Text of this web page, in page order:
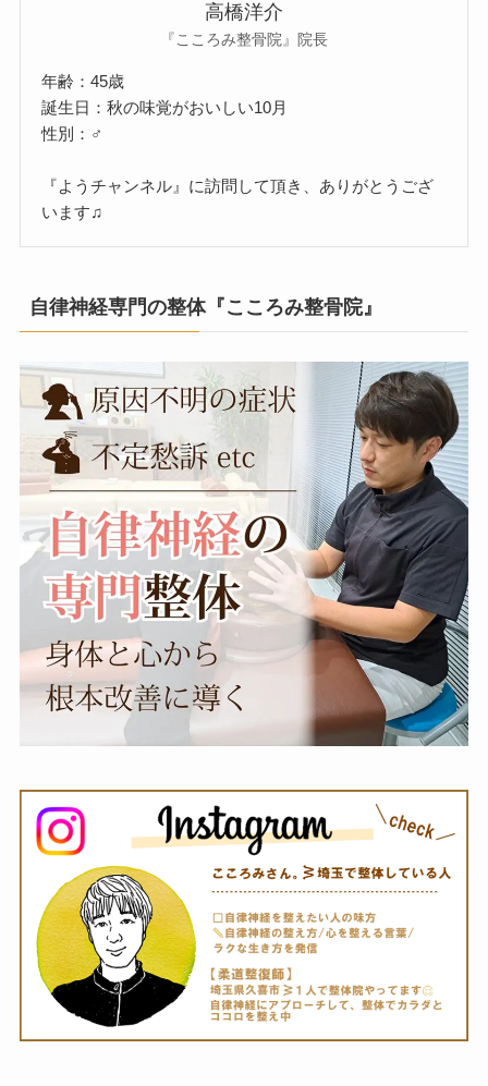
高橋洋介
『こころみ整骨院』院長
年齢：45歳
誕生日：秋の味覚がおいしい10月
性別：♂
『ようチャンネル』に訪問して頂き、ありがとうござ
います♫
自律神経専門の整体『こころみ整骨院』